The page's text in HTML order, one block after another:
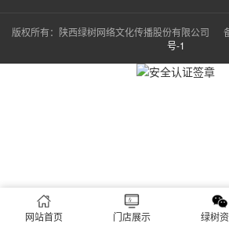
版权所有：陕西绿树网络文化传播股份有限公司 备
号-1
网站首页 门店展示 绿树